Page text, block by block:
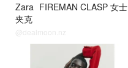
Zara FIREMAN CLASP 女士
夹克
@dealmoon.nz